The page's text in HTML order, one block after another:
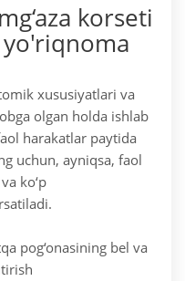
korseti
yo'riqnoma
xususiyatlari va
olgan holda ishlab
harakatlar paytida
uchun, ayniqsa, faol
ko‘p
pog‘onasining bel va